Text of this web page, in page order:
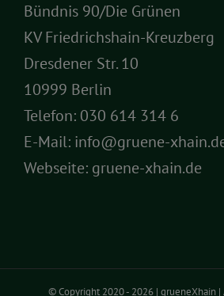
Bündnis 90/Die Grünen
KV Friedrichshain-Kreuzberg
Dresdener Str. 10
10999 Berlin
Telefon: 030 614 314 6
E-Mail: info@gruene-
Webseite: gruene-xhain.de
© Copyright 2020 - 2026 | grueneXhain